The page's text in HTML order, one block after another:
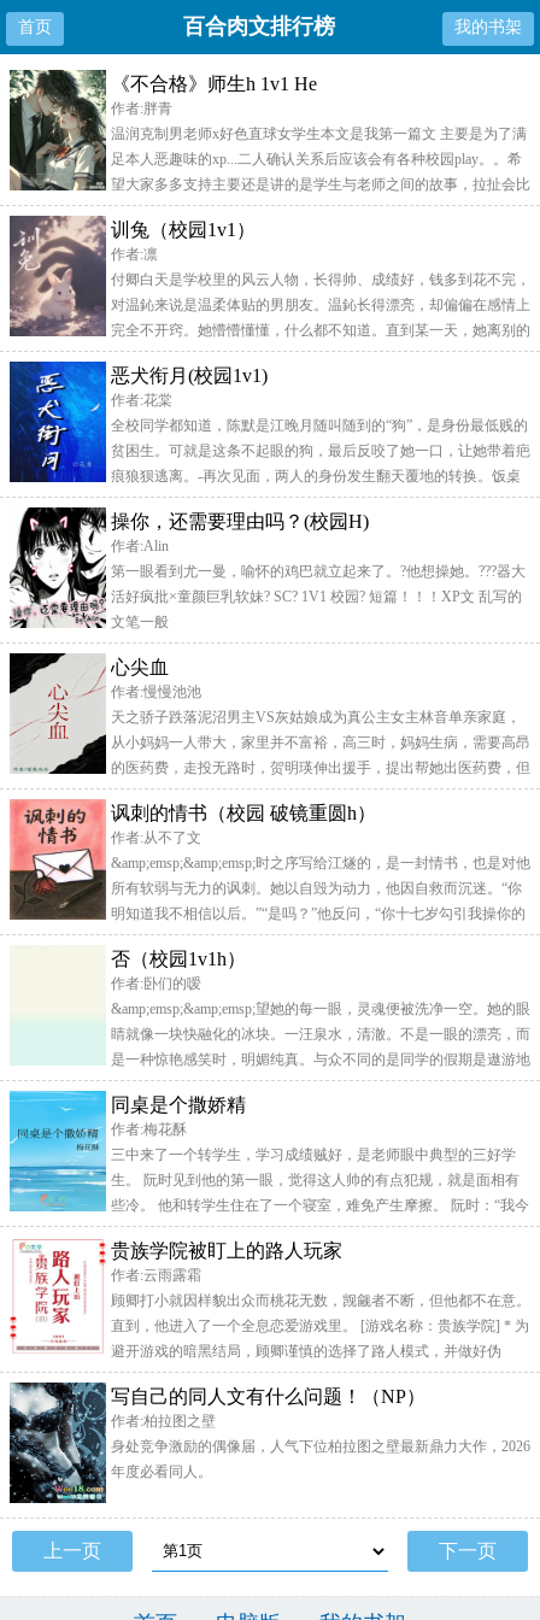
首页 我的书架
百合肉文排行榜
《不合格》师生h 1v1 He
作者:胖青
温润克制男老师x好色直球女学生本文是我第一篇文 主要是为了满
足本人恶趣味的xp...二人确认关系后应该会有各种校园play。。希
望大家多多支持主要还是讲的是学生与老师之间的故事，拉扯会比
较多，双洁。老师是比较被动的一方，基本都是女生在推动关系的
发展，希望是个能写的开心的小甜文！师生，1v1，HE。
训兔（校园1v1）
作者:凛
付卿白天是学校里的风云人物，长得帅、成绩好，钱多到花不完，
对温鈊来说是温柔体贴的男朋友。温鈊长得漂亮，却偏偏在感情上
完全不开窍。她懵懵懂懂，什么都不知道。直到某一天，她离别的
男人近了一点。 被付卿发现后，她就被他一步步逼近，慢慢将她
彻底困住 当晚，顶棚的白炽灯明晃晃地砸下来。男人不容拒绝地
捏住她的下巴，眼神在灯光下直勾勾地盯着她，呼吸粗沉得带着危
险的侵略感：“宝宝吓成这样……以为老公现在就要操你
恶犬衔月(校园1v1)
作者:花棠
全校同学都知道，陈默是江晚月随叫随到的“狗”，是身份最低贱的
贫困生。可就是这条不起眼的狗，最后反咬了她一口，让她带着疤
痕狼狈逃离。-再次见面，两人的身份发生翻天覆地的转换。饭桌
上，陈默看着对面搂着江晚月的男人，面不改色，言语却轻佻无
比。“旧相识，借用一晚，不介意吧？”*校园1v1|双c|破镜重圆|he*
主剧情，肉为辅。文案仅供参考，大致是这个路线也可能会偏离
操你，还需要理由吗？(校园H)
作者:Alin
第一眼看到尤一曼，喻怀的鸡巴就立起来了。?他想操她。???器大
活好疯批×童颜巨乳软妹? SC? 1V1 校园? 短篇！！！XP文 乱写的
文笔一般
心尖血
作者:慢慢池池
天之骄子跌落泥沼男主VS灰姑娘成为真公主女主林音单亲家庭，
从小妈妈一人带大，家里并不富裕，高三时，妈妈生病，需要高昂
的医药费，走投无路时，贺明瑛伸出援手，提出帮她出医药费，但
是给她操到高中毕业。她没办法，答应了。贺明瑛，生长在一个优
渥家庭，成绩优异，长相优越，品德优良，是学校的一颗璀璨明
珠。只有林音知道他的恶劣。高考结束后，一别多年，林音与贺明
瑛的现状天差地别，曾经风光无限的天之骄子跌落泥潭，曾
讽刺的情书（校园 破镜重圆h）
作者:从不了文
&amp;emsp;&amp;emsp;时之序写给江燧的，是一封情书，也是对他
所有软弱与无力的讽刺。她以自毁为动力，他因自救而沉迷。“你
明知道我不相信以后。”“是吗？”他反问，“你十七岁勾引我操你的
时候，想过今天吗？”成年后的他们重逢，时间没有治愈他们的
伤，怨恨纠缠着爱欲，反而让一切变得更加复杂。当情书变成了毒
药，他们会走向救赎，还是沉沦在彼此的讽刺之中？清冷乖乖但阴
暗心机女 x
否（校园1v1h）
作者:卧们的嗳
&amp;emsp;&amp;emsp;望她的每一眼，灵魂便被洗净一空。她的眼
睛就像一块快融化的冰块。一汪泉水，清澈。不是一眼的漂亮，而
是一种惊艳感笑时，明媚纯真。与众不同的是同学的假期是遨游地
理课本里的著名旅游景点，而解森的假期就是拼命的挣钱…新学期
开学的第一天，教室里女同学的窃窃私语相互分享暑期打卡的成
果，还有女生小集体间的密友吐槽...谈话的内容与假期相关.....飞机
上路
同桌是个撒娇精
作者:梅花酥
三中来了一个转学生，学习成绩贼好，是老师眼中典型的三好学
生。 阮时见到他的第一眼，觉得这人帅的有点犯规，就是面相有
些冷。 他和转学生住在了一个寝室，难免产生摩擦。 阮时：“我今
天不给你点..
贵族学院被盯上的路人玩家
作者:云雨露霜
顾卿打小就因样貌出众而桃花无数，觊觎者不断，但他都不在意。
直到，他进入了一个全息恋爱游戏里。 [游戏名称：贵族学院] * 为
避开游戏的暗黑结局，顾卿谨慎的选择了路人模式，并做好伪
装，..
写自己的同人文有什么问题！（NP）
作者:柏拉图之壁
身处竞争激励的偶像届，人气下位柏拉图之壁最新鼎力大作，2026
年度必看同人。
上一页 下一页